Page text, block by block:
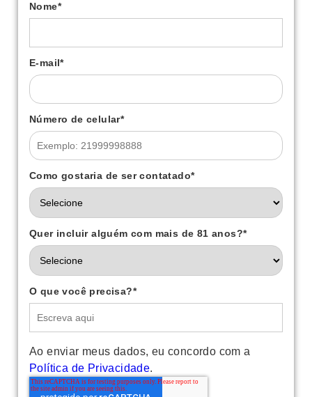
Nome*
E-mail*
Número de celular*
Como gostaria de ser contatado*
Quer incluir alguém com mais de 81 anos?*
O que você precisa?*
Ao enviar meus dados, eu concordo com a
Política de Privacidade.